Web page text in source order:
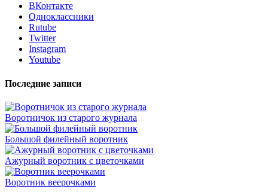
ВКонтакте
Одноклассники
Rutube
Twitter
Instagram
Youtube
Последние записи
Воротничок из старого журнала
Большой филейный воротник
Ажурный воротник с цветочками
Воротник веерочками